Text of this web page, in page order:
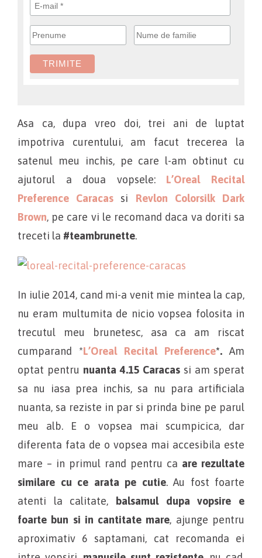
Asa ca, dupa vreo doi, trei ani de luptat
impotriva curentului, am facut trecerea la
satenul meu inchis, pe care l-am obtinut cu
ajutorul a doua vopsele: L’Oreal Recital
Preference Caracas si Revlon Colorsilk Dark
Brown, pe care vi le recomand daca va doriti sa
treceti la #teambrunette.
In iulie 2014, cand mi-a venit mie mintea la cap,
nu eram multumita de nicio vopsea folosita in
trecutul meu brunetesc, asa ca am riscat
cumparand *L’Oreal Recital Preference*. Am
optat pentru nuanta 4.15 Caracas si am sperat
sa nu iasa prea inchis, sa nu para artificiala
nuanta, sa reziste in par si prinda bine pe parul
meu alb. E o vopsea mai scumpicica, dar
diferenta fata de o vopsea mai accesibila este
mare – in primul rand pentru ca are rezultate
similare cu ce arata pe cutie. Au fost foarte
atenti la calitate, balsamul dupa vopsire e
foarte bun si in cantitate mare, ajunge pentru
aproximativ 6 saptamani, cat recomanda ei